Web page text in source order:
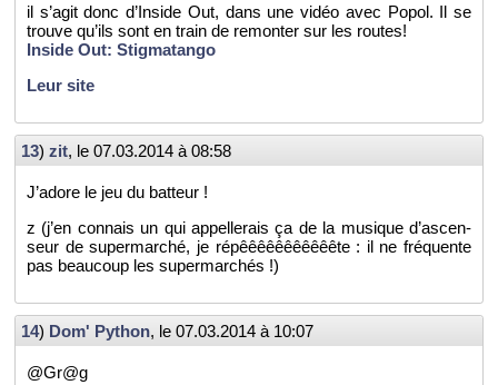
il s’agit donc d’In­side Out, dans une vidéo avec Popol. Il se
trouve qu’ils sont en train de re­mon­ter sur les routes!
In­side Out: Stig­ma­tango
Leur site
13) zit, le 07.03.2014 à 08:58
J’adore le jeu du bat­teur !
z (j’en connais un qui ap­pel­le­rais ça de la mu­sique d’as­cen­
seur de su­per­mar­ché, je ré­pêêêêêêêêêêête : il ne fré­quente
pas beau­coup les su­per­mar­chés !)
14) Dom' Py­thon, le 07.03.2014 à 10:07
@Gr@g